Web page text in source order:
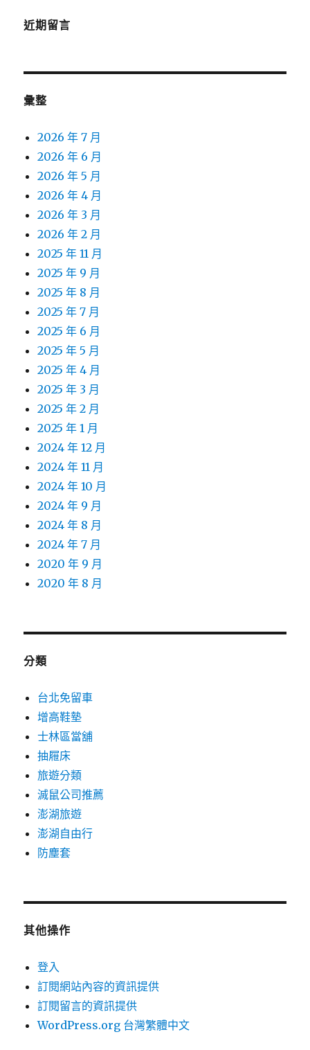
近期留言
彙整
2026 年 7 月
2026 年 6 月
2026 年 5 月
2026 年 4 月
2026 年 3 月
2026 年 2 月
2025 年 11 月
2025 年 9 月
2025 年 8 月
2025 年 7 月
2025 年 6 月
2025 年 5 月
2025 年 4 月
2025 年 3 月
2025 年 2 月
2025 年 1 月
2024 年 12 月
2024 年 11 月
2024 年 10 月
2024 年 9 月
2024 年 8 月
2024 年 7 月
2020 年 9 月
2020 年 8 月
分類
台北免留車
增高鞋墊
士林區當舖
抽屜床
旅遊分類
滅鼠公司推薦
澎湖旅遊
澎湖自由行
防塵套
其他操作
登入
訂閱網站內容的資訊提供
訂閱留言的資訊提供
WordPress.org 台灣繁體中文